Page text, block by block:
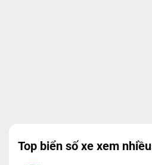
Top biển số xe xem nhiều